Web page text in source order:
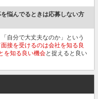
悩んでるときは応募しない方
自分で大丈夫なのか」という
接を受けるのは会社を知る良
を知る良い機会と捉えると良い